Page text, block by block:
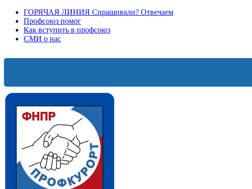
ГОРЯЧАЯ ЛИНИЯ Спрашивали? Отвечаем
Профсоюз помог
Как вступить в профсоюз
СМИ о нас